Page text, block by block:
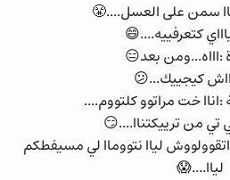
سمن على العسل....😤
كتعرفييه....😄
بعد😑
كيجييك...😕
خت مراتوو كلتووم....
تي من ترييكتناا....😏
لياا نتووماا لي مسيفطكم
لياا....😱